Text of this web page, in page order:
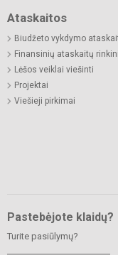
Ataskaitos
Biudžeto vykdymo
Finansinių ataskaitų
Lėšos veiklai viešinti
Projektai
Viešieji pirkimai
Pastebėjote klaidų?
Turite pasiūlymų?